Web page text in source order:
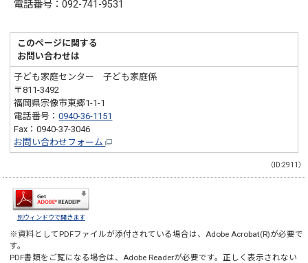
電話番号：092-741-9531
このページに関する
お問い合わせは
子ども家庭センター 子ども家庭係
〒811-3492
福岡県宗像市東郷1-1-1
電話番号：0940-36-1151
Fax：0940-37-3046
お問い合わせフォーム
（ID:2911）
別ウィンドウで開きます
※資料としてPDFファイルが添付されている場合は、Adobe Acrobat(R)が必要で
す。
PDF書類をご覧になる場合は、Adobe Readerが必要です。正しく表示されない